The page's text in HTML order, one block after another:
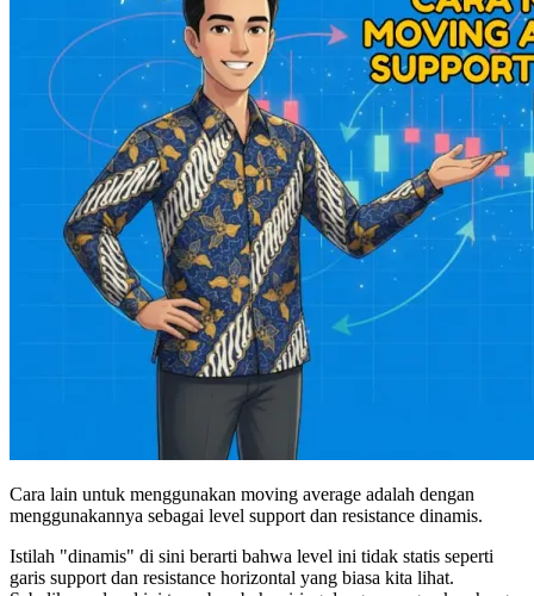
Cara lain untuk menggunakan moving average adalah dengan
menggunakannya sebagai level support dan resistance dinamis.
Istilah "dinamis" di sini berarti bahwa level ini tidak statis seperti
garis support dan resistance horizontal yang biasa kita lihat.